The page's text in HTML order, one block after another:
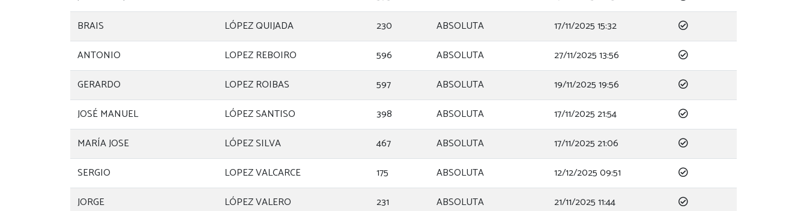
BRAIS
LÓPEZ QUIJADA 230 ABSOLUTA
17/11/2025 15:32
ANTONIO
LOPEZ REBOIRO 596 ABSOLUTA
27/11/2025 13:56
GERARDO
LOPEZ ROIBAS 597 ABSOLUTA
19/11/2025 19:56
JOSÉ MANUEL
LÓPEZ SANTISO 398 ABSOLUTA
17/11/2025 21:54
MARÍA JOSE
LÓPEZ SILVA 467 ABSOLUTA
17/11/2025 21:06
SERGIO
LOPEZ VALCARCE 175 ABSOLUTA
12/12/2025 09:51
JORGE
LÓPEZ VALERO 231 ABSOLUTA
21/11/2025 11:44